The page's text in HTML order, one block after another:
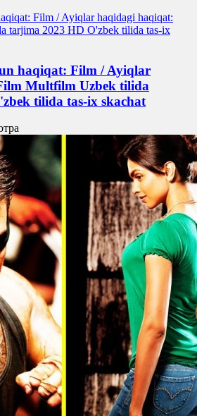
haqiqat: Film / Ayiqlar
Multfilm Uzbek tilida
tilida tas-ix skachat